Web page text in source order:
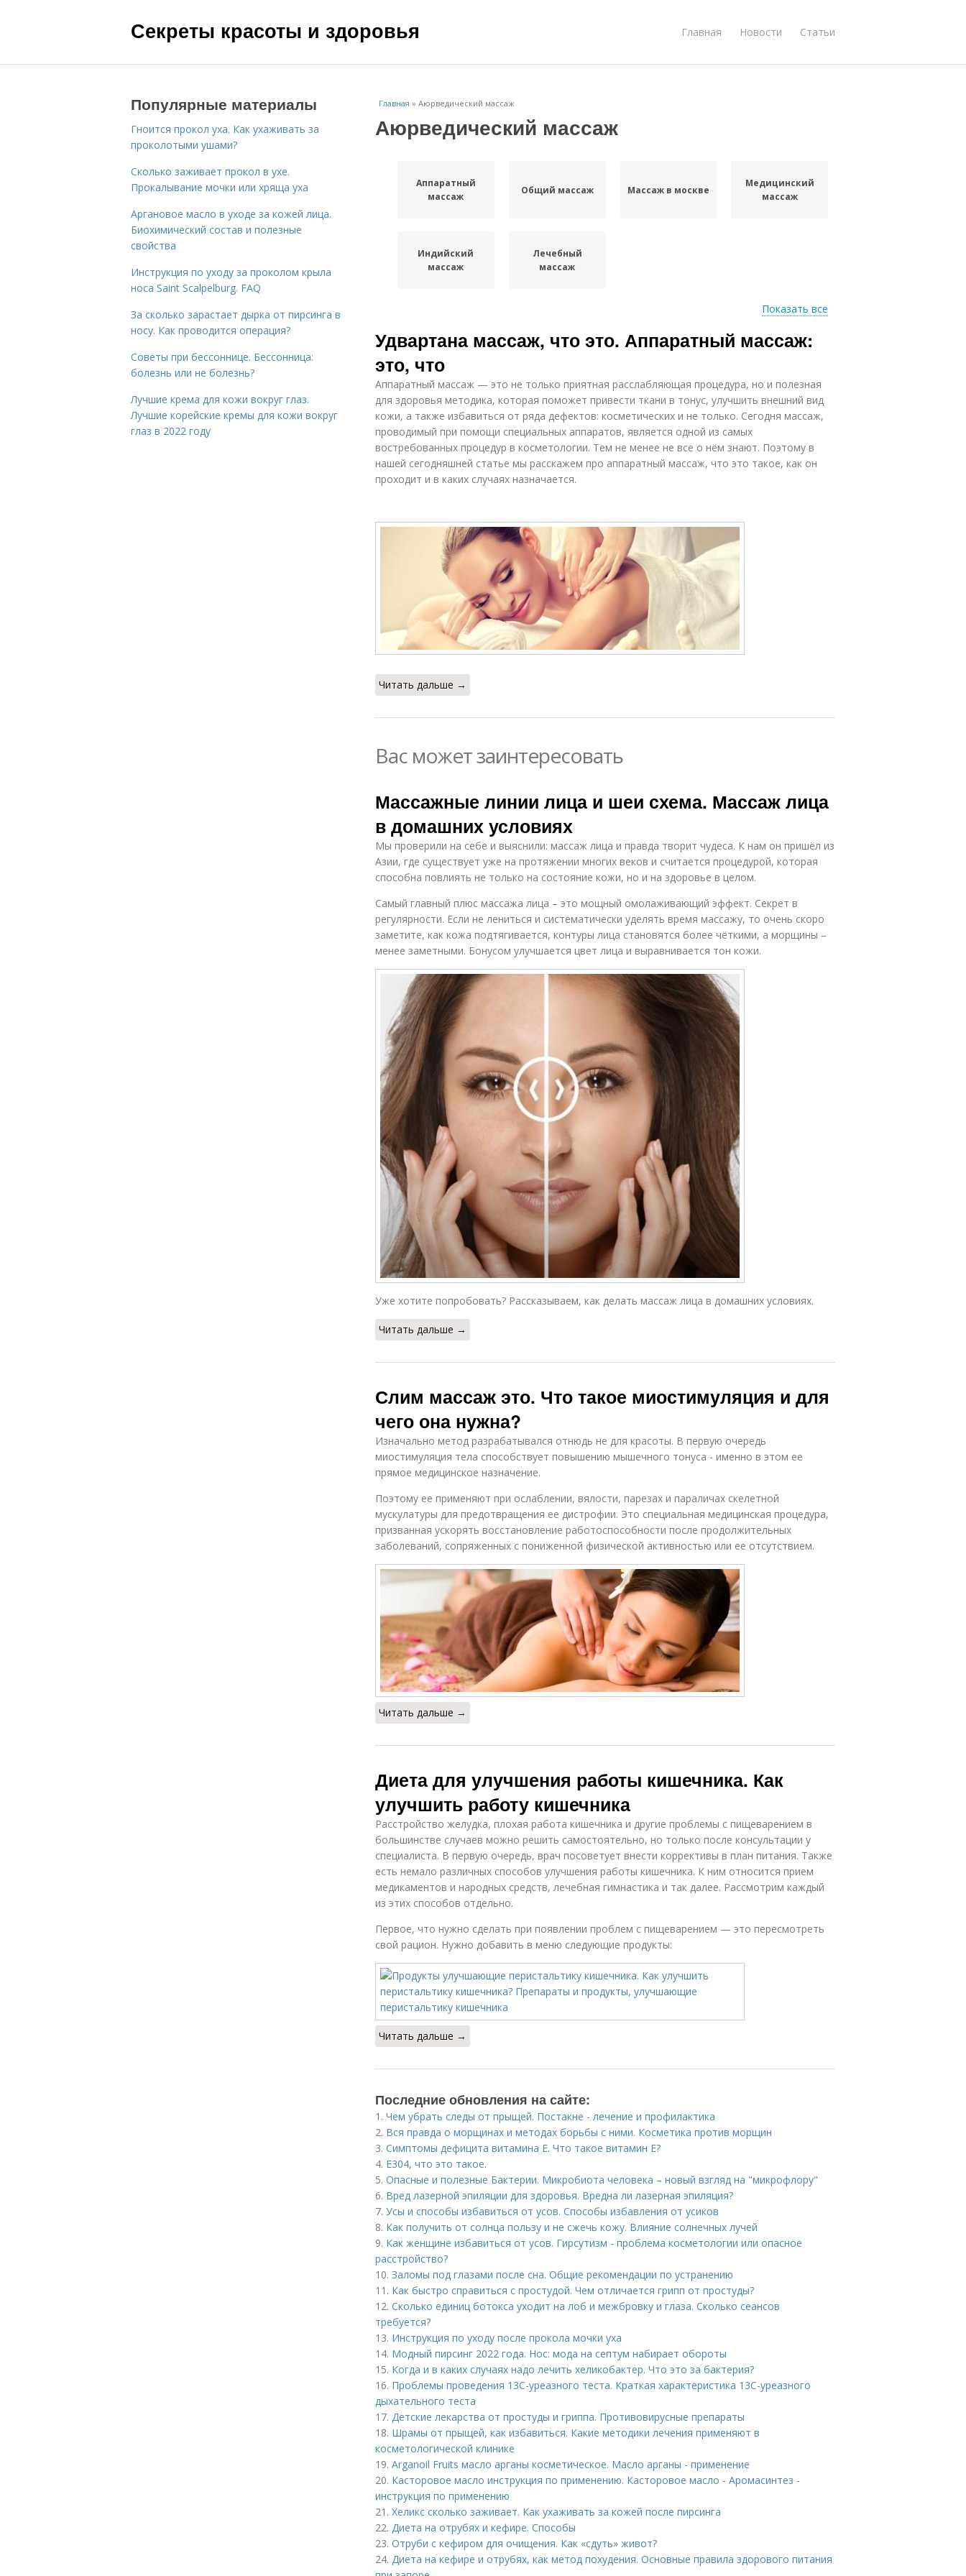
Секреты красоты и здоровья Главная Новости Статьи
Главная » Аюрведический массаж
Аюрведический массаж
Аппаратный
массаж
Общий массаж Массаж в москве
Медицинский
массаж
Индийский
массаж
Лечебный
массаж
Показать все
Удвартана массаж, что это. Аппаратный массаж:
это, что
Аппаратный массаж — это не только приятная расслабляющая процедура, но и полезная
для здоровья методика, которая поможет привести ткани в тонус, улучшить внешний вид
кожи, а также избавиться от ряда дефектов: косметических и не только. Сегодня массаж,
проводимый при помощи специальных аппаратов, является одной из самых
востребованных процедур в косметологии. Тем не менее не все о нём знают. Поэтому в
нашей сегодняшней статье мы расскажем про аппаратный массаж, что это такое, как он
проходит и в каких случаях назначается.
Читать дальше →
Вас может заинтересовать
Массажные линии лица и шеи схема. Массаж лица
в домашних условиях
Мы проверили на себе и выяснили: массаж лица и правда творит чудеса. К нам он пришёл из
Азии, где существует уже на протяжении многих веков и считается процедурой, которая
способна повлиять не только на состояние кожи, но и на здоровье в целом.
Самый главный плюс массажа лица – это мощный омолаживающий эффект. Секрет в
регулярности. Если не лениться и систематически уделять время массажу, то очень скоро
заметите, как кожа подтягивается, контуры лица становятся более чёткими, а морщины –
менее заметными. Бонусом улучшается цвет лица и выравнивается тон кожи.
Уже хотите попробовать? Рассказываем, как делать массаж лица в домашних условиях.
Читать дальше →
Слим массаж это. Что такое миостимуляция и для
чего она нужна?
Изначально метод разрабатывался отнюдь не для красоты. В первую очередь
миостимуляция тела способствует повышению мышечного тонуса - именно в этом ее
прямое медицинское назначение.
Поэтому ее применяют при ослаблении, вялости, парезах и параличах скелетной
мускулатуры для предотвращения ее дистрофии. Это специальная медицинская процедура,
призванная ускорять восстановление работоспособности после продолжительных
заболеваний, сопряженных с пониженной физической активностью или ее отсутствием.
Читать дальше →
Диета для улучшения работы кишечника. Как
улучшить работу кишечника
Расстройство желудка, плохая работа кишечника и другие проблемы с пищеварением в
большинстве случаев можно решить самостоятельно, но только после консультации у
специалиста. В первую очередь, врач посоветует внести коррективы в план питания. Также
есть немало различных способов улучшения работы кишечника. К ним относится прием
медикаментов и народных средств, лечебная гимнастика и так далее. Рассмотрим каждый
из этих способов отдельно.
Первое, что нужно сделать при появлении проблем с пищеварением — это пересмотреть
свой рацион. Нужно добавить в меню следующие продукты:
Читать дальше →
Последние обновления на сайте:
1. Чем убрать следы от прыщей. Постакне - лечение и профилактика
2. Вся правда о морщинах и методах борьбы с ними. Косметика против морщин
3. Симптомы дефицита витамина E. Что такое витамин Е?
4. Е304, что это такое.
5. Опасные и полезные Бактерии. Микробиота человека – новый взгляд на "микрофлору"
6. Вред лазерной эпиляции для здоровья. Вредна ли лазерная эпиляция?
7. Усы и способы избавиться от усов. Способы избавления от усиков
8. Как получить от солнца пользу и не сжечь кожу. Влияние солнечных лучей
9. Как женщине избавиться от усов. Гирсутизм - проблема косметологии или опасное
расстройство?
10. Заломы под глазами после сна. Общие рекомендации по устранению
11. Как быстро справиться с простудой. Чем отличается грипп от простуды?
12. Сколько единиц ботокса уходит на лоб и межбровку и глаза. Сколько сеансов
требуется?
13. Инструкция по уходу после прокола мочки уха
14. Модный пирсинг 2022 года. Нос: мода на септум набирает обороты
15. Когда и в каких случаях надо лечить хеликобактер. Что это за бактерия?
16. Проблемы проведения 13С-уреазного теста. Краткая характеристика 13С-уреазного
дыхательного теста
17. Детские лекарства от простуды и гриппа. Противовирусные препараты
18. Шрамы от прыщей, как избавиться. Какие методики лечения применяют в
косметологической клинике
19. Arganoil Fruits масло арганы косметическое. Масло арганы - применение
20. Касторовое масло инструкция по применению. Касторовое масло - Аромасинтез -
инструкция по применению
21. Хеликс сколько заживает. Как ухаживать за кожей после пирсинга
22. Диета на отрубях и кефире. Способы
23. Отруби с кефиром для очищения. Как «сдуть» живот?
24. Диета на кефире и отрубях, как метод похудения. Основные правила здорового питания
Популярные материалы
Гноится прокол уха. Как ухаживать за
проколотыми ушами?
Сколько заживает прокол в ухе.
Прокалывание мочки или хряща уха
Аргановое масло в уходе за кожей лица.
Биохимический состав и полезные
свойства
Инструкция по уходу за проколом крыла
носа Saint Scalpelburg. FAQ
За сколько зарастает дырка от пирсинга в
носу. Как проводится операция?
Советы при бессоннице. Бессонница:
болезнь или не болезнь?
Лучшие крема для кожи вокруг глаз.
Лучшие корейские кремы для кожи вокруг
глаз в 2022 году